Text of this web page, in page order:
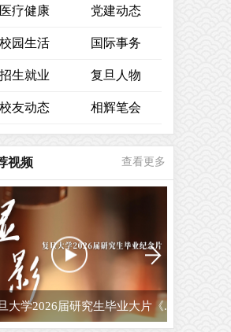
医疗健康 党建动态
校园生活 国际事务
招生就业 复旦人物
校友动态 相辉笔会
视频 查看更多
大学2026届研究生毕业大片《...